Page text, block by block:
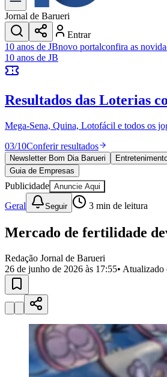
Dia a Dia & Lazer
Transportes
Gastronomia
Cinema & Shows
JogosNovo
Anuncie no Portal
Cadastrar Empresa
Divulgar Vagas Novo
Publicidade Legal
Política
Eleições
Esportes
Saúde
Segurança
Cultura
Obras
Educação
Bairros de Barueri
Selecione sua região
AldeiaAldeia da Serra
MilitarItapeviJandiraJardim AudirJardim
Jardim Maria Helena Jardim
AldeinhaOsasco Parque dos Camargos
Vila Engenho NovoVila Márcia
Para Sua Empresa
Jornal de Barueri
Entrar
10 anos de JBnovo portalconfira as
10 anos de JB
Resultados das Loterias
Mega-Sena, Quina, Lotofácil e todos os
03/10Conferir resultados
Newsletter Bom Dia Barueri
Guia de Empresas
Publicidade Anuncie Aqui
Geral Seguir 3 min de leitura
Mercado de fertilidade
Redação Jornal de Barueri
26 de junho de 2026 às 17:55• Atualizado